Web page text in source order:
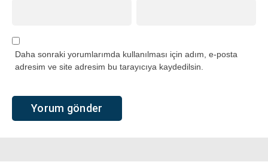
Daha sonraki yorumlarımda kullanılması için adım, e-posta
adresim ve site adresim bu tarayıcıya kaydedilsin.